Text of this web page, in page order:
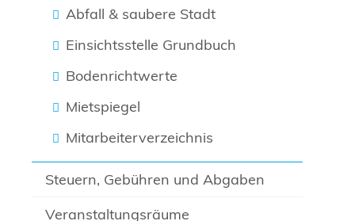
Abfall & saubere Stadt
Einsichtsstelle Grundbuch
Bodenrichtwerte
Mietspiegel
Mitarbeiterverzeichnis
Steuern, Gebühren und Abgaben
Veranstaltungsräume